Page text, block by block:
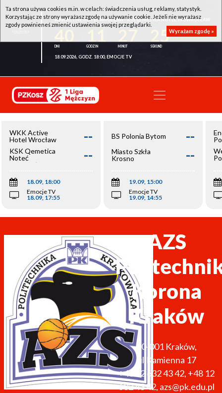
WKK ACTIVE HOTEL WROCŁAW - KSK QEMETICA NOTEĆ INOWROCŁAW
25
18.09.2026, GODZ. 18:00, EMOCJE TV
WKK Active
Hotel Wrocław
--
KSK Qemetica
Noteć
Inowrocław
--
18.09, 18:00
Emocje TV
18.09, 17:55
BS Polonia Bytom --
Miasto Szkła
Krosno
--
19.09, 15:00
Emocje TV
19.09, 14:55
AZS
Korona
Kraków
30-001 Kraków,
ul.Kamienna 17
+48 12 632 43 42, +48 12
632 43 42, azs@pk.edu.pl
Ta strona używa cookies m.in. w celach: świadczenia usług, reklamy, statystyk.
Korzystając ze strony wyrażasz zgodę na używanie cookie. Jeżeli nie wyrażasz
zgody powinieneś zmienić ustawienia swojej przeglądarki.
Wyrażam zgodę »